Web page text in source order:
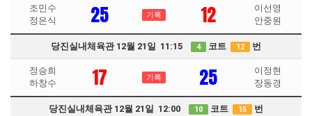
조민수
정은식
25 기록 12
이선영
안중원
당진실내체육관 12월 21일 11:15 4 코트 12 번
정승희
하창수
17 기록 25
이정현
장동경
당진실내체육관 12월 21일 12:00 10 코트 15 번